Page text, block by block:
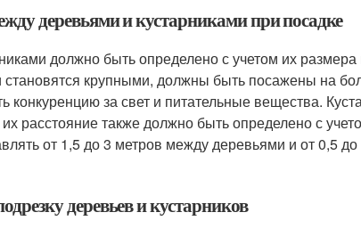
деревьями и кустарниками при посадке
должно быть определено с учетом их размера
становятся крупными, должны быть посажены на
конкуренцию за свет и питательные вещества.
расстояние также должно быть определено с
от 1,5 до 3 метров между деревьями и от 0,5
деревьев и кустарников